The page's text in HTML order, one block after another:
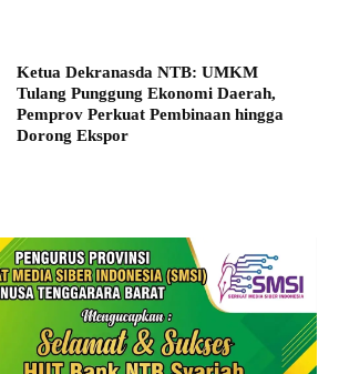
Ketua Dekranasda NTB: UMKM
Tulang Punggung Ekonomi Daerah,
Pemprov Perkuat Pembinaan hingga
Dorong Ekspor